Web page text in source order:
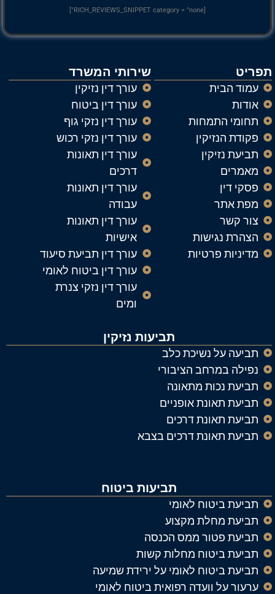
תפריט
עמוד הבית
אודות
תחומי התמחות
פקודת הנזיקין
תביעת נזיקין
מאמרים
פסקי דין
מפת אתר
צור קשר
הצהרת נגישות
מדיניות פרטיות
שירותי המשרד
עורך דין נזיקין
עורך דין ביטוח
עורך דין נזקי גוף
עורך דין נזקי רכוש
עורך דין תאונות
דרכים
עורך דין תאונות
עבודה
עורך דין תאונות
אישיות
עורך דין תביעת סיעוד
עורך דין ביטוח לאומי
עורך דין נזקי צנרת
ומים
תביעות נזיקין
תביעה על נשיכת כלב
נפילה במרחב הציבורי
תביעת נכות מתאונה
תביעת תאונת אופניים
תביעת תאונת דרכים
תביעת תאונת דרכים בצבא
תביעות ביטוח
תביעת ביטוח לאומי
תביעת מחלת מקצוע
תביעת פטור ממס הכנסה
תביעת ביטוח מחלות קשות
תביעת ביטוח לאומי על ירידת שמיעה
ערעור על וועדה רפואית ביטוח לאומי